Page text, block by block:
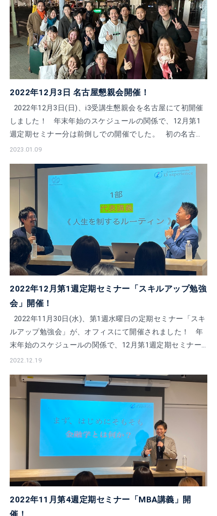
2022年12月3日 名古屋懇親会開催！
2022年12月3日(日)、i3受講生懇親会を名古屋にて初開催
しました！ 年末年始のスケジュールの関係で、12月第1
週定期セミナー分は前倒しでの開催でした。 初の名古屋
懇親会は一 […]
2023.01.09
2022年12月第1週定期セミナー「スキルアップ勉強
会」開催！
2022年11月30日(水)、第1週水曜日の定期セミナー「スキ
ルアップ勉強会」が、オフィスにて開催されました！ 年
末年始のスケジュールの関係で、12月第1週定期セミナー
分は前倒しでの開催でした […]
2022.12.19
2022年11月第4週定期セミナー「MBA講義」開